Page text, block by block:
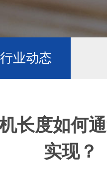
行业动态
长度如何
实现？